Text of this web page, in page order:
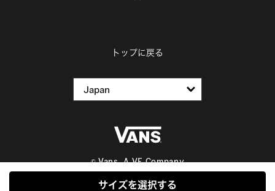
サイズを選択する
トップに戻る
© Vans, A VF Company